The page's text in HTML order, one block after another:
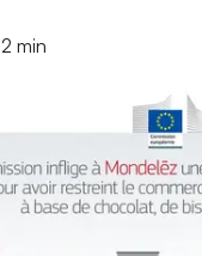
2 min